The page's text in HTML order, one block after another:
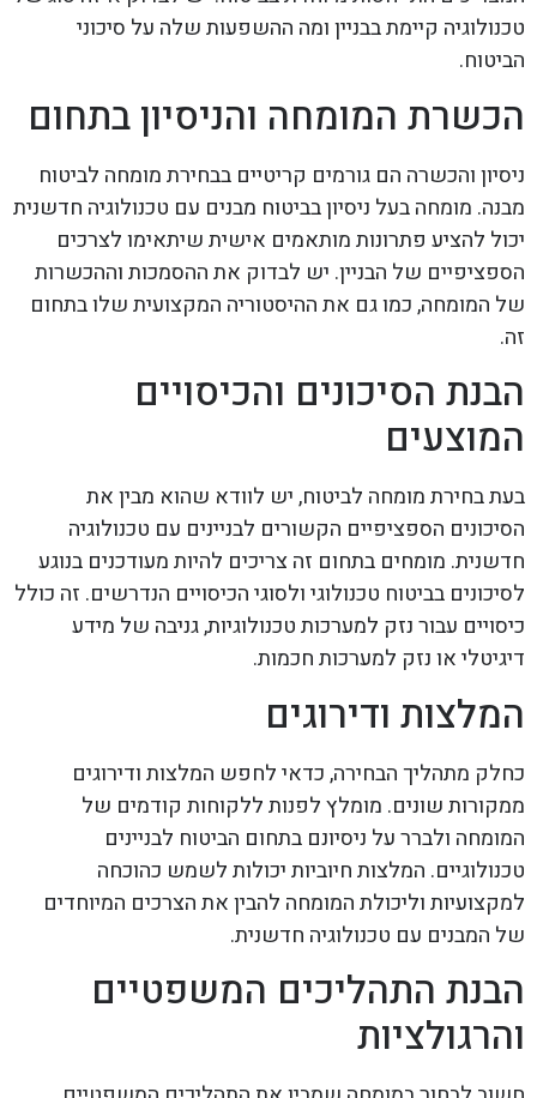
טכנולוגיה קיימת בבניין ומה ההשפעות שלה על סיכוני
הביטוח.
הכשרת המומחה והניסיון בתחום
ניסיון והכשרה הם גורמים קריטיים בבחירת מומחה לביטוח
מבנה. מומחה בעל ניסיון בביטוח מבנים עם טכנולוגיה חדשנית
יכול להציע פתרונות מותאמים אישית שיתאימו לצרכים
הספציפיים של הבניין. יש לבדוק את ההסמכות וההכשרות
של המומחה, כמו גם את ההיסטוריה המקצועית שלו בתחום
זה.
הבנת הסיכונים והכיסויים
המוצעים
בעת בחירת מומחה לביטוח, יש לוודא שהוא מבין את
הסיכונים הספציפיים הקשורים לבניינים עם טכנולוגיה
חדשנית. מומחים בתחום זה צריכים להיות מעודכנים בנוגע
לסיכונים בביטוח טכנולוגי ולסוגי הכיסויים הנדרשים. זה כולל
כיסויים עבור נזק למערכות טכנולוגיות, גניבה של מידע
דיגיטלי או נזק למערכות חכמות.
המלצות ודירוגים
כחלק מתהליך הבחירה, כדאי לחפש המלצות ודירוגים
ממקורות שונים. מומלץ לפנות ללקוחות קודמים של
המומחה ולברר על ניסיונם בתחום הביטוח לבניינים
טכנולוגיים. המלצות חיוביות יכולות לשמש כהוכחה
למקצועיות וליכולת המומחה להבין את הצרכים המיוחדים
של המבנים עם טכנולוגיה חדשנית.
הבנת התהליכים המשפטיים
והרגולציות